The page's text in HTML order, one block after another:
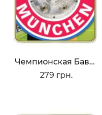
Чемпионская Бавария
279 грн.